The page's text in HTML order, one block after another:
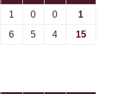
1 0 0
1
6 5 4 15